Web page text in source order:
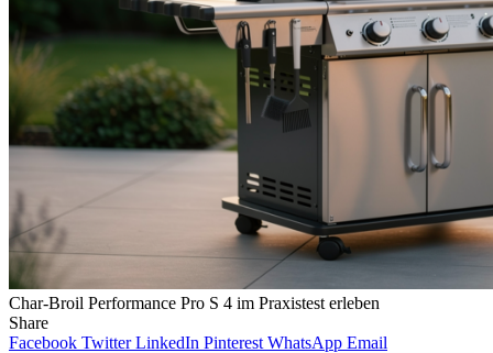
Char-Broil Performance Pro S 4 im Praxistest erleben
Share
Facebook Twitter LinkedIn Pinterest WhatsApp Email